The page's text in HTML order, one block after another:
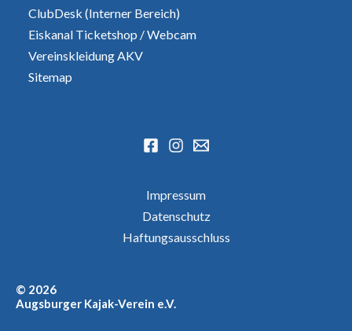
ClubDesk (Interner Bereich)
Eiskanal Ticketshop /Webcam
Vereinskleidung AKV
Sitemap
Impressum
Datenschutz
Haftungsausschluss
© 2026
Augsburger Kajak-Verein e.V.